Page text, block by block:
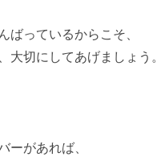
ばっているからこそ、
大切にしてあげましょう。
ーがあれば、